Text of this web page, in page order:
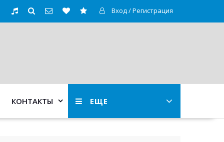
Вход / Регистрация
ЕЩЕ
КОНТАКТЫ